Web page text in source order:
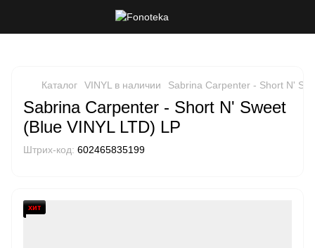
Каталог VINYL в наличии Sabrina Carpenter - Short N'
Sabrina Carpenter - Short N' Sweet
(Blue VINYL LTD) LP
Штрих-код: 602465835199
хит